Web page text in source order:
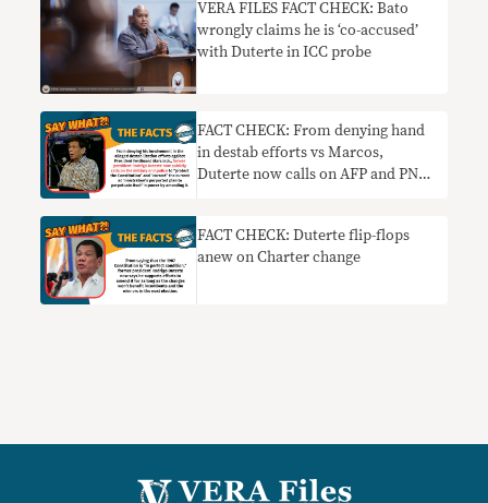
VERA FILES FACT CHECK: Bato
wrongly claims he is ‘co-accused’
with Duterte in ICC probe
FACT CHECK: From denying hand
in destab efforts vs Marcos,
Duterte now calls on AFP and PNP
FACT CHECK: Duterte flip-flops
anew on Charter change